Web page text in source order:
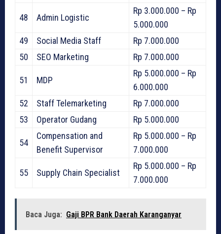
48 Admin Logistic
Rp 3.000.000 – Rp
5.000.000
49
Social Media Staff
Rp 7.000.000
50
SEO Marketing Rp 7.000.000
51 MDP
Rp 5.000.000 – Rp
6.000.000
52
Staff Telemarketing
Rp 7.000.000
53
Operator Gudang Rp 5.000.000
54
Compensation and
Benefit Supervisor
Rp 5.000.000 – Rp
7.000.000
55 Supply Chain Specialist
Rp 5.000.000 – Rp
7.000.000
Baca Juga: Gaji BPR Bank Daerah Karanganyar